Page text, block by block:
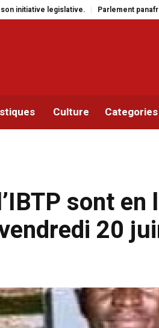
panafricain : à Johannesburg, Aimé
Culture Categories
sont
20